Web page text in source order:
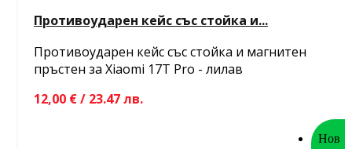
Противоударен кейс със стойка и...
Противоударен кейс със стойка и магнитен
пръстен за Xiaomi 17T Pro - лилав
12,00 € / 23.47 лв.
Нов